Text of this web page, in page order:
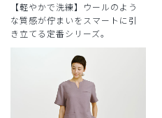
【軽やかで洗練】ウールのよう
な質感が佇まいをスマートに引
き立てる定番シリーズ。